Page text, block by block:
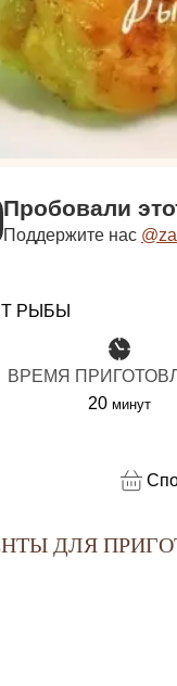
Пробовали
Поддержите нас
РЫБЫ
ВРЕМЯ
20минуты
минут
ДЛЯ